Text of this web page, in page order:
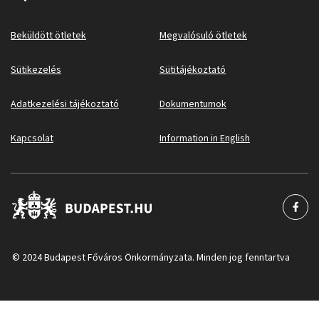
Beküldött ötletek Megvalósuló ötletek
Sütikezelés Sütitájékoztató
Adatkezelési tájékoztató Dokumentumok
Kapcsolat Information in English
© 2024 Budapest Főváros Önkormányzata. Minden jog fenntartva